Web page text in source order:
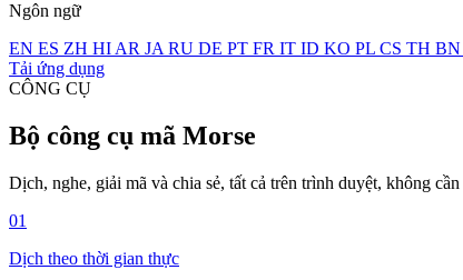
Ngôn ngữ
EN ES ZH HI AR JA RU DE PT FR IT ID KO PL CS TH BN
Tải ứng dụng
CÔNG CỤ
Bộ công cụ mã Morse
Dịch, nghe, giải mã và chia sẻ, tất cả trên trình duyệt, không
01
Dịch theo thời gian thực